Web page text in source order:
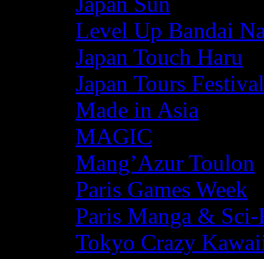
Level Up Bandai
Japan Touch Haru
Japan Tours Festival
Made in Asia
MAGIC
Mang’Azur Toulon
Paris Games Week
Paris Manga &
Tokyo Crazy